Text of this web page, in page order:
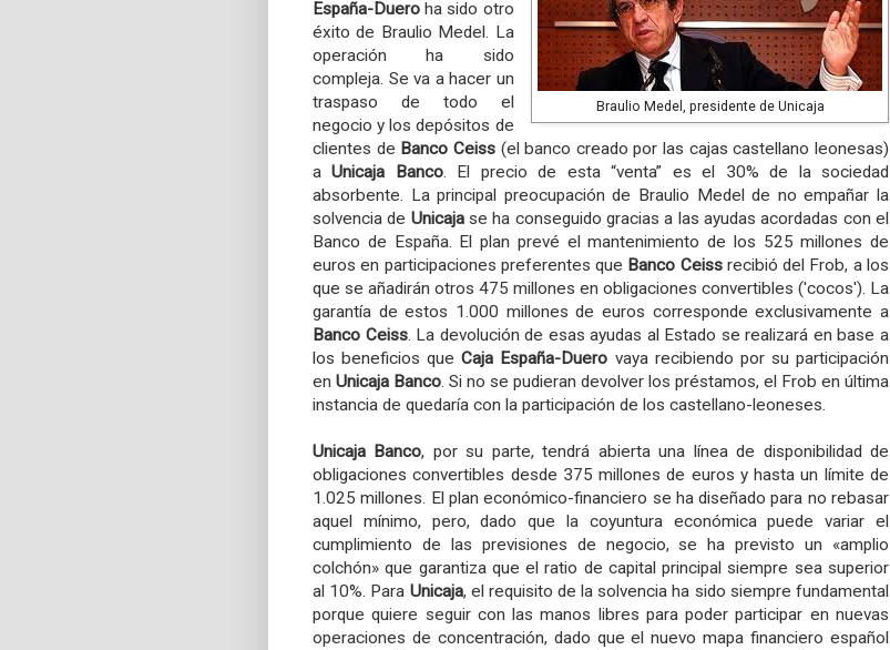
Braulio Medel, presidente de Unicaja
España-Duero ha sido otro
éxito de Braulio Medel. La
operación ha sido
compleja. Se va a hacer un
traspaso de todo el
negocio y los depósitos de
clientes de Banco Ceiss(el banco creado por las cajas castellano leonesas)
aUnicaja Banco. El precio de esta “venta” es el 30% de la sociedad
absorbente. La principal preocupación de Braulio Medel de no empañar la
solvencia de Unicajase ha conseguido gracias a las ayudas acordadas con el
Banco de España. El plan prevé el mantenimiento de los 525 millones de
euros en participaciones preferentes que Banco Ceissrecibió del Frob, a los
que se añadirán otros 475 millones en obligaciones convertibles ('cocos'). La
garantía de estos 1.000 millones de euros corresponde exclusivamente a
Banco Ceiss. La devolución de esas ayudas al Estado se realizará en base a
los beneficios queCaja España-Duero vaya recibiendo por su participación
en Unicaja Banco. Si no se pudieran devolver los préstamos, el Frob en última
instancia de quedaría con la participación de los castellano-leoneses.
Unicaja Banco, por su parte, tendrá abierta una línea de disponibilidad de
obligaciones convertibles desde 375 millones de euros y hasta un límite de
1.025 millones. El plan económico-financiero se ha diseñado para no rebasar
aquel mínimo, pero, dado que la coyuntura económica puede variar el
cumplimiento de las previsiones de negocio, se ha previsto un «amplio
colchón» que garantiza que el ratio de capital principal siempre sea superior
al 10%. Para Unicaja, el requisito de la solvencia ha sido siempre fundamental
porque quiere seguir con las manos libres para poder participar en nuevas
operaciones de concentración, dado que el nuevo mapa financiero español